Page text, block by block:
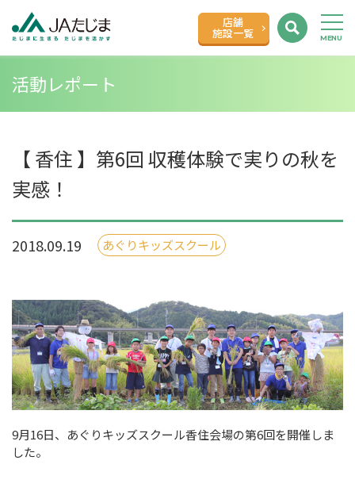
店舗
施設一覧
活動レポート
【 香住 】第6回 収穫体験で実りの秋を
実感！
2018.09.19 あぐりキッズスクール
9月16日、あぐりキッズスクール香住会場の第6回を開催しま
した。